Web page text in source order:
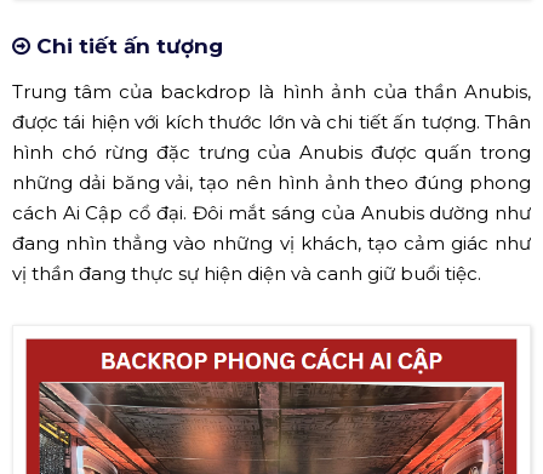
Chi tiết ấn tượng
Trung tâm của backdrop là hình ảnh của thần Anubis,
được tái hiện với kích thước lớn và chi tiết ấn tượng. Thân
hình chó rừng đặc trưng của Anubis được quấn trong
những dải băng vải, tạo nên hình ảnh theo đúng phong
cách Ai Cập cổ đại. Đôi mắt sáng của Anubis dường như
đang nhìn thẳng vào những vị khách, tạo cảm giác như
vị thần đang thực sự hiện diện và canh giữ buổi tiệc.